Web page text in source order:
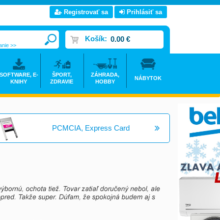
PCMCIA, Express Card
Registrovať sa Prihlásiť sa
Košík: 0.00 €
>>
SOFTWARE, E-
KNIHY
ŠPORT,
ZDRAVIE
ZÁHRADA,
HOBBY
NÁBYTOK